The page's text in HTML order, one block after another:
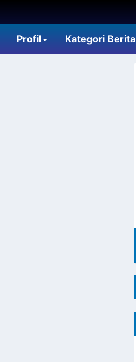
Profil Kategori Berita